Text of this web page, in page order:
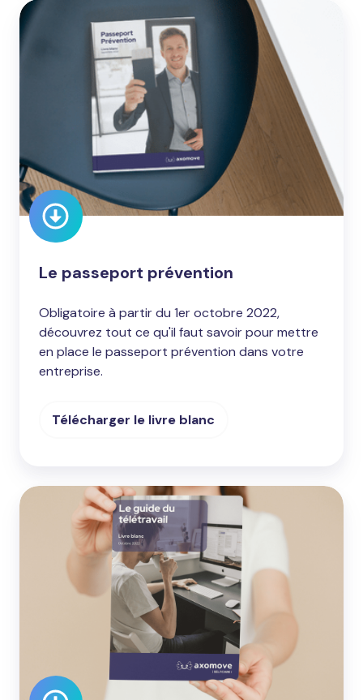
Le
passeport
prévention
Le passeport prévention
Obligatoire à partir du 1er octobre 2022,
découvrez tout ce qu'il faut savoir pour mettre
en place le passeport prévention dans votre
entreprise.
Télécharger le livre blanc
Le